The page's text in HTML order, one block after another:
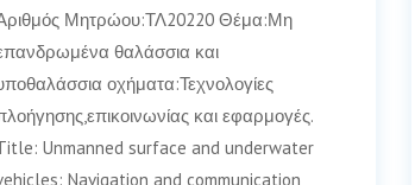
Μητρώου:ΤΛ20220 Θέμα:Μη
θαλάσσια και
οχήματα:Τεχνολογίες
και εφαρμογές.
Unmanned surface and underwater
Navigation and communication